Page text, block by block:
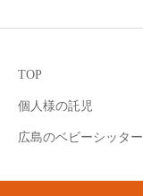
TOP
個人様の託児
広島のベビーシッタ